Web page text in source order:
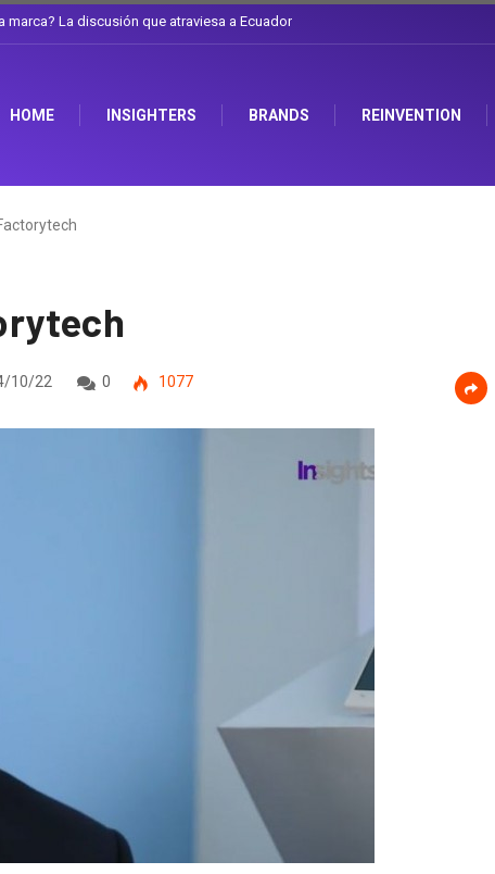
el sombrero en Corporación Favorita
HOME INSIGHTERS BRANDS REINVENTION
10/22 0 1077